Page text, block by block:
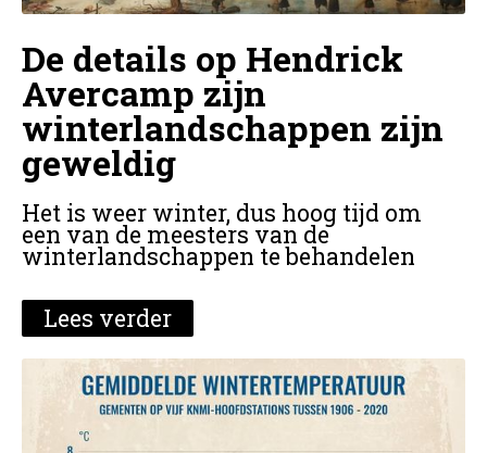
De details op Hendrick
Avercamp zijn
winterlandschappen zijn
geweldig
Het is weer winter, dus hoog tijd om
een van de meesters van de
winterlandschappen te behandelen
Lees verder